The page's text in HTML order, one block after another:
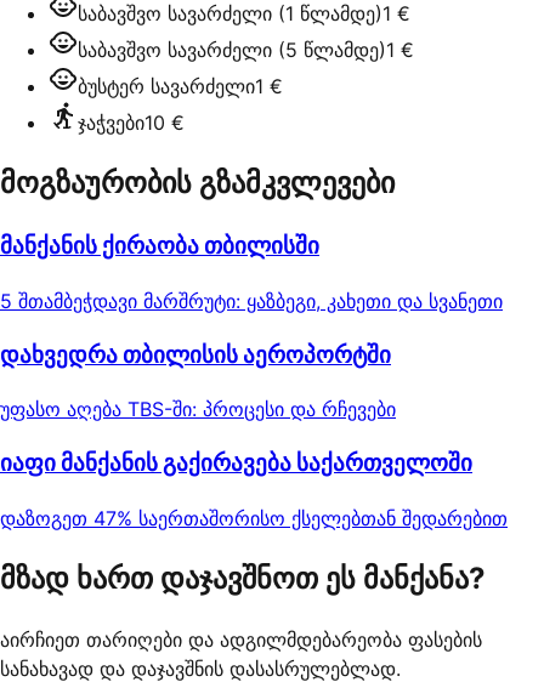
საბავშვო სავარძელი (1 წლამდე)1 €
საბავშვო სავარძელი (5 წლამდე)1 €
ბუსტერ სავარძელი1 €
ჯაჭვები10 €
მოგზაურობის გზამკვლევები
მანქანის ქირაობა თბილისში
5 შთამბეჭდავი მარშრუტი: ყაზბეგი, კახეთი და სვანეთი
დახვედრა თბილისის აეროპორტში
უფასო აღება TBS-ში: პროცესი და რჩევები
იაფი მანქანის გაქირავება საქართველოში
დაზოგეთ 47% საერთაშორისო ქსელებთან შედარებით
მზად ხართ დაჯავშნოთ ეს მანქანა?
აირჩიეთ თარიღები და ადგილმდებარეობა ფასების
სანახავად და დაჯავშნის დასასრულებლად.